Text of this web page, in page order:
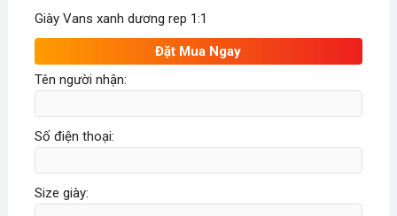
Giày Vans xanh dương rep 1:1
Đặt Mua Ngay
Tên người nhận:
Số điện thoại:
Size giày: